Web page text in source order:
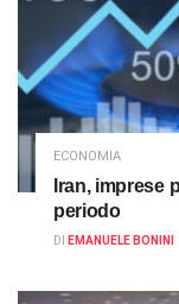
ECONOMIA
Iran, imprese
periodo
DI EMANUELE BONINI